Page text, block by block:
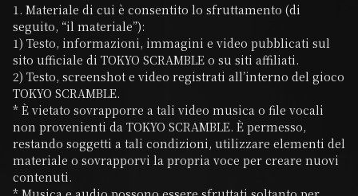
1. Materiale di cui è consentito lo sfruttamento (di
seguito, “il materiale”):
1) Testo, informazioni, immagini e video pubblicati sul
sito ufficiale di TOKYO SCRAMBLE o su siti affiliati.
2) Testo, screenshot e video registrati all’interno del gioco
TOKYO SCRAMBLE.
* È vietato sovrapporre a tali video musica o file vocali
non provenienti da TOKYO SCRAMBLE. È permesso,
restando soggetti a tali condizioni, utilizzare elementi del
materiale o sovrapporvi la propria voce per creare nuovi
contenuti.